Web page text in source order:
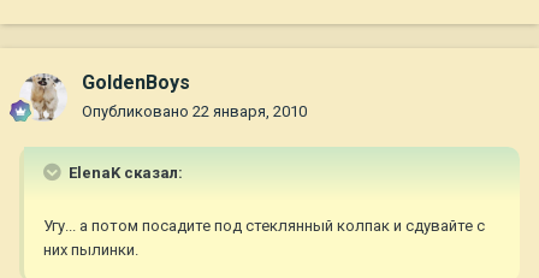
GoldenBoys
Опубликовано 22 января, 2010
ElenaK сказал:
Угу... а потом посадите под стеклянный колпак и сдувайте с
них пылинки.